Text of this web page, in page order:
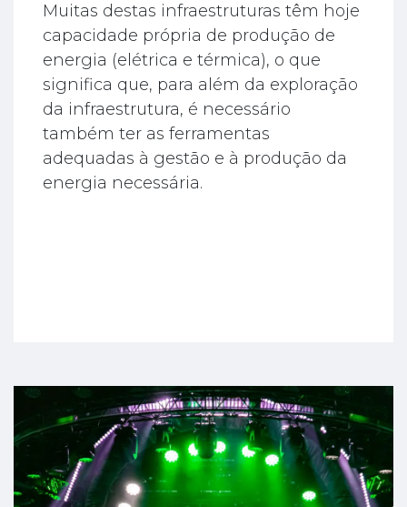
Muitas destas infraestruturas têm hoje
capacidade própria de produção de
energia (elétrica e térmica), o que
significa que, para além da exploração
da infraestrutura, é necessário
também ter as ferramentas
adequadas à gestão e à produção da
energia necessária.